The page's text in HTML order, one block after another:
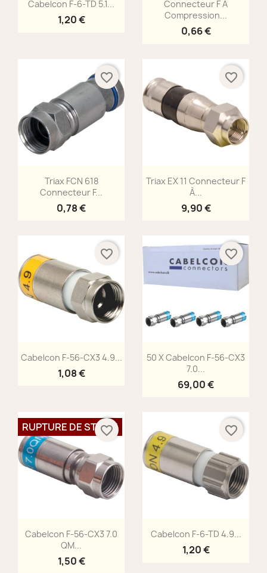
Cabelcon F-6-TD 5.1...
1,20 €
Connecteur F À
Compression...
0,66 €
Aperçu rapide
Triax FCN 618
Connecteur F...
0,78 €
favorite_border
Aperçu rapide
Triax EX 11 Connecteur F
À...
9,90 €
favorite_border
Aperçu rapide
Cabelcon F-56-CX3 4.9...
1,08 €
favorite_border
Aperçu rapide
50 X Cabelcon F-56-CX3
7.0...
69,00 €
favorite_border
Aperçu rapide
Cabelcon F-56-CX3 7.0
QM...
1,50 €
RUPTURE DE STOCK
favorite_border
Aperçu rapide
Cabelcon F-6-TD 4.9...
1,20 €
favorite_border